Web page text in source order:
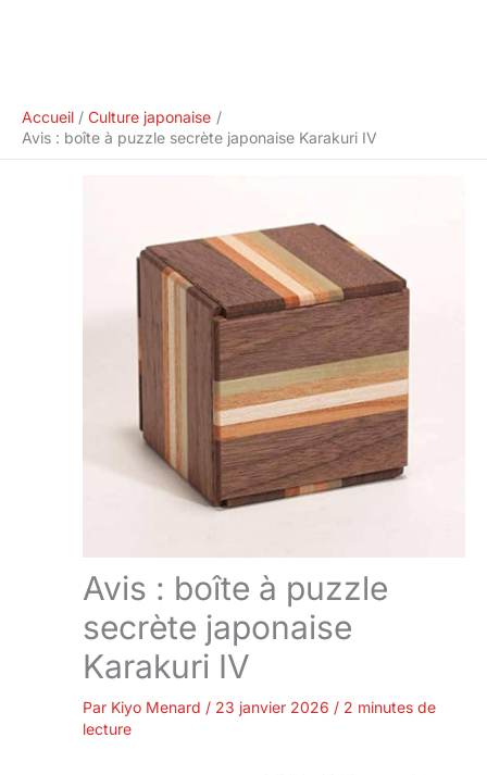
Accueil
Culture japonaise
Avis : boîte à puzzle secrète japonaise Karakuri IV
Avis : boîte à puzzle
secrète japonaise
Karakuri IV
Par Kiyo Menard / 23 janvier 2026 / 2 minutes de
lecture